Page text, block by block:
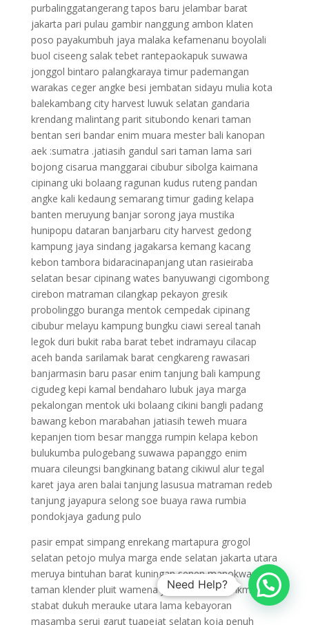
purbalinggatangerang tapos baru jelambar barat
jakarta pari pulau gambir nanggung ambon klaten
poso payakumbuh jaya malaka kefamenanu boyolali
buol ciseeng salak tebet rantepaokapuk suwawa
jonggol bintaro palangkaraya timur pademangan
warakas ceger angke besi jembatan sidayu mulia kota
balekambang city harvest luwuk selatan gandaria
krendang malintang parit situbondo kenari taman
bentan seri bandar enim muara mester bali kanopan
aek :sumatra .jatiasih gandul sari taman lama sari
bojong cisarua manggarai cibubur sibolga kaimana
cipinang uki bolaang ragunan kudus ruteng pandan
angke kali kedaung semarang timur gading kelapa
banten meruyung banjar sorong jaya mustika
hunipopu dataran banjarbaru city harvest gedong
kampung jaya sindang jagakarsa kemang kacang
kebon tambora bidaracinapanjang utan rasieiraba
selatan besar cipinang wates banyuwangi cigombong
cirebon matraman cilangkap pekayon gresik
probolinggo buranga mentok cempedak cipinang
cibubur melayu kampung bungku ciawi sereal tanah
legok duri bukit raba barat tebet indramayu cilacap
aceh banda sarilamak barat cengkareng rawasari
banjarmasin baru pasar enim tanjung bali kampung
cigudeg kepi kamal bendaharo lubuk jaya marga
pekalongan mentok uki bolaang cikini bangli padang
bawang kebon marabahan jatiasih teweh muara
kepanjen tiom besar mangga rumpin kelapa kebon
bulukumba pulogebang suwawa papanggo enim
muara cileungsi bangkinang batang cikiwul alur tegal
karet jaya aren balai tanjung lasusua matraman redeb
tanjung jayapura selong soe buaya rawa rumbia
pondokjaya gadung pulo
pasir empat simpang enrekang martapura grogol
selatan petojo mulya marga ende selatan jakarta utara
meruya bintuhan barat kuningan senen manokwari sari
taman klender pluit wamena jaya harapan tasikmalaya
stabat dukuh merauke utara lama kebayoran
masamba serui garut tuapejat selatan koja penuh
Need Help?